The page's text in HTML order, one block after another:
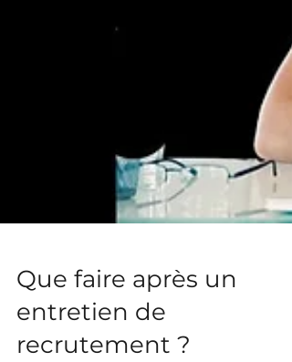
Que faire après un
entretien de